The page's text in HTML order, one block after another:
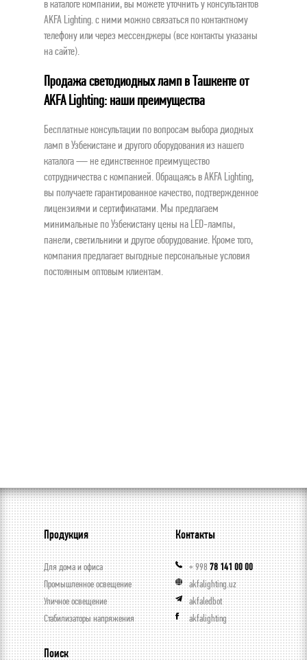
в каталоге компании, вы можете уточнить у консультантов
AKFA Lighting. с ними можно связаться по контактному
телефону или через мессенджеры (все контакты указаны
на сайте).
Продажа светодиодных ламп в Ташкенте от
AKFA Lighting: наши преимущества
Бесплатные консультации по вопросам выбора диодных
ламп в Узбекистане и другого оборудования из нашего
каталога — не единственное преимущество
сотрудничества с компанией. Обращаясь в AKFA Lighting,
вы получаете гарантированное качество, подтвержденное
лицензиями и сертификатами. Мы предлагаем
минимальные по Узбекистану цены на LED-лампы,
панели, светильники и другое оборудование. Кроме того,
компания предлагает выгодные персональные условия
постоянным оптовым клиентам.
Продукция
Для дома и офиса
Промышленное освещение
Уличное освещение
Стабилизаторы напряжения
Контакты
+ 99878 141 00 00
akfalighting.uz
akfaledbot
akfalighting
Поиск